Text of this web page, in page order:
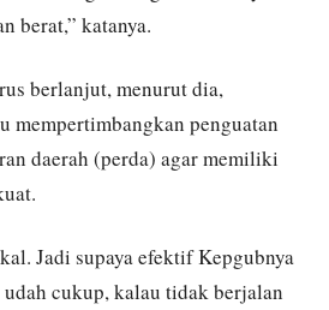
berat,” katanya.
berlanjut, menurut dia,
mempertimbangkan penguatan
daerah (perda) agar memiliki
Jadi supaya efektif Kepgubnya
cukup, kalau tidak berjalan